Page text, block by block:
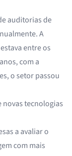
auditorias de
A
entre os
com a
o setor passou
novas tecnologias
a avaliar o
com mais